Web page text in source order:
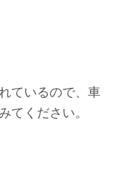
ているので、車
てください。